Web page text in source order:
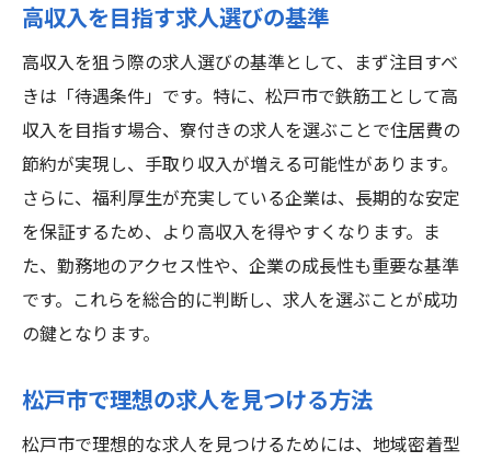
高収入を目指す求人選びの基準
高収入を狙う際の求人選びの基準として、まず注目すべ
きは「待遇条件」です。特に、松戸市で鉄筋工として高
収入を目指す場合、寮付きの求人を選ぶことで住居費の
節約が実現し、手取り収入が増える可能性があります。
さらに、福利厚生が充実している企業は、長期的な安定
を保証するため、より高収入を得やすくなります。ま
た、勤務地のアクセス性や、企業の成長性も重要な基準
です。これらを総合的に判断し、求人を選ぶことが成功
の鍵となります。
松戸市で理想の求人を見つける方法
松戸市で理想的な求人を見つけるためには、地域密着型